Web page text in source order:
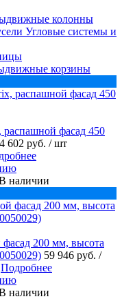
колонны
Угловые системы и
корзины
фасад 450
602 руб. / шт
наличии
200 мм, высота
59 946 руб. /
Подробнее
наличии